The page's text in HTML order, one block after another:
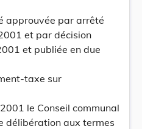
approuvée par arrêté
et par décision
et publiée en due
taxe sur
le Conseil communal
délibération aux termes